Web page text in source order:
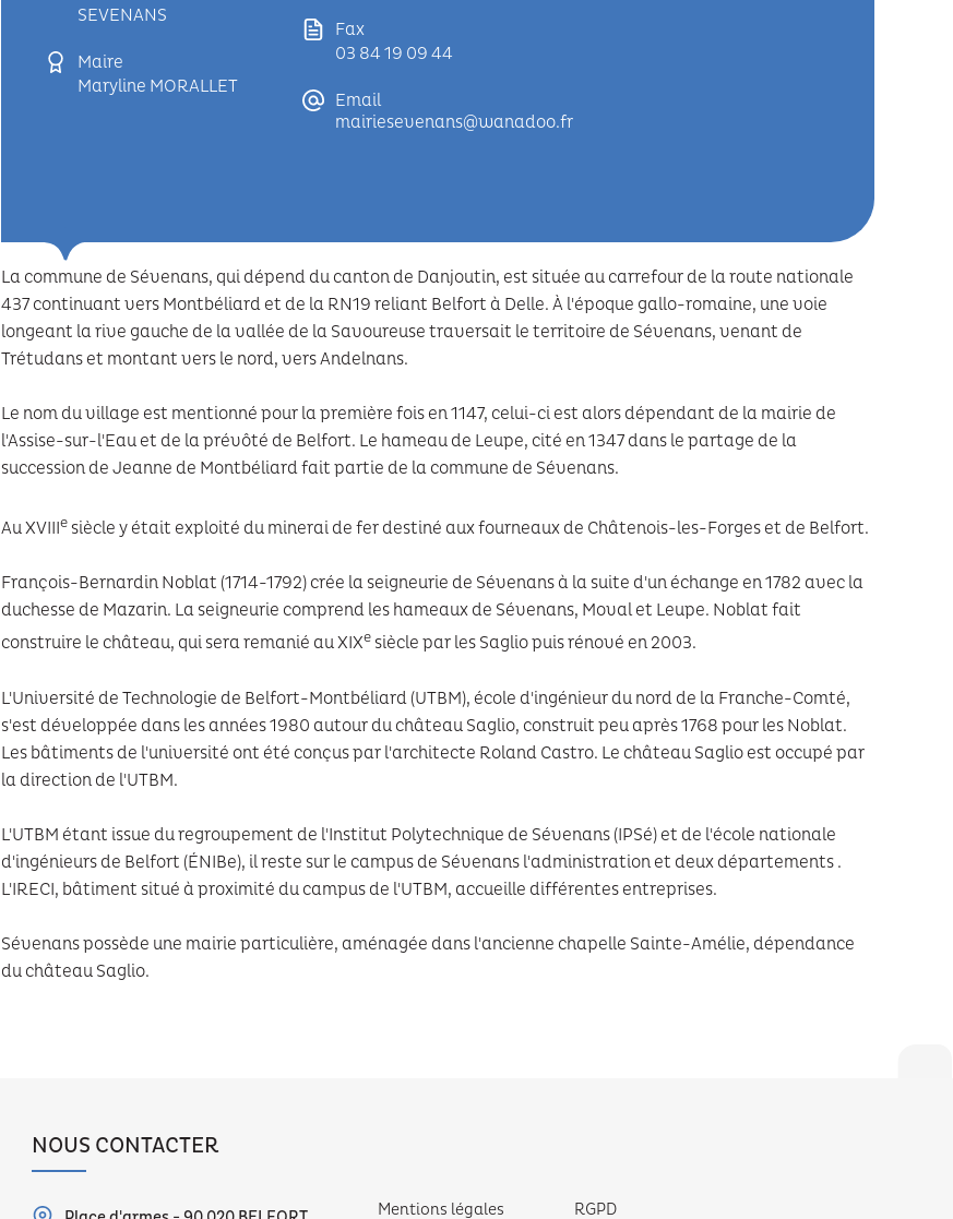
SEVENANS
Maire
Maryline MORALLET
Fax
03 84 19 09 44
Email
mairiesevenans@wanadoo.fr
La commune de Sévenans, qui dépend du canton de Danjoutin, est située au carrefour de la route nationale
437 continuant vers Montbéliard et de la RN19 reliant Belfort à Delle. À l'époque gallo-romaine, une voie
longeant la rive gauche de la vallée de la Savoureuse traversait le territoire de Sévenans, venant de
Trétudans et montant vers le nord, vers Andelnans.
Le nom du village est mentionné pour la première fois en 1147, celui-ci est alors dépendant de la mairie de
l'Assise-sur-l'Eau et de la prévôté de Belfort. Le hameau de Leupe, cité en 1347 dans le partage de la
succession de Jeanne de Montbéliard fait partie de la commune de Sévenans.
Au XVIIIesiècle y était exploité du minerai de fer destiné aux fourneaux de Châtenois-les-Forges et de Belfort.
François-Bernardin Noblat (1714-1792) crée la seigneurie de Sévenans à la suite d'un échange en 1782 avec la
duchesse de Mazarin. La seigneurie comprend les hameaux de Sévenans, Moval et Leupe. Noblat fait
construire le château, qui sera remanié au XIXesiècle par les Saglio puis rénové en 2003.
L'Université de Technologie de Belfort-Montbéliard (UTBM), école d'ingénieur du nord de la Franche-Comté,
s'est développée dans les années 1980 autour du château Saglio, construit peu après 1768 pour les Noblat.
Les bâtiments de l'université ont été conçus par l'architecte Roland Castro. Le château Saglio est occupé par
la direction de l'UTBM.
L'UTBM étant issue du regroupement de l'Institut Polytechnique de Sévenans (IPSé) et de l'école nationale
d'ingénieurs de Belfort (ÉNIBe), il reste sur le campus de Sévenans l'administration et deux départements .
L'IRECI, bâtiment situé à proximité du campus de l'UTBM, accueille différentes entreprises.
Sévenans possède une mairie particulière, aménagée dans l'ancienne chapelle Sainte-Amélie, dépendance
du château Saglio.
NOUS CONTACTER
Mentions légales RGPD